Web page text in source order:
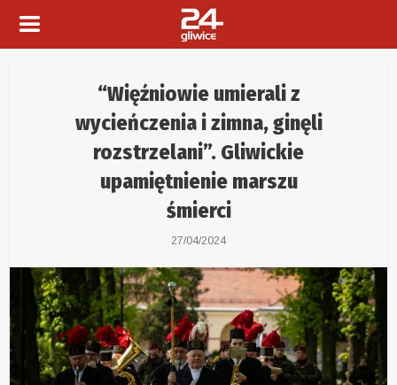
“Więźniowie umierali z
wycieńczenia i zimna, ginęli
rozstrzelani”. Gliwickie
upamiętnienie marszu
śmierci
27/04/2024